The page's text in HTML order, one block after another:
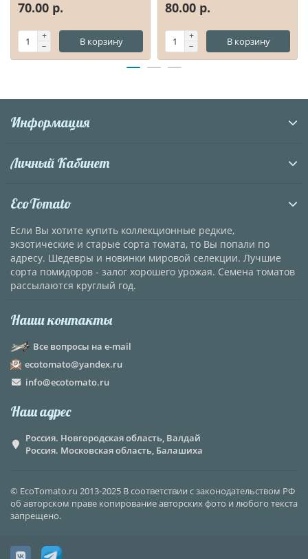
70.00 р.
В корзину
80.00 р.
В корзину
Информация
Личный Кабинет
EcoTomato
Если Вы хотите купить коллекционные редкие,
экзотические и старые сорта томата, то Вы попали по
адресу. Шедевры и новинки мировой селекции. Лучшие
сорта помидоров - залог хорошего урожая. Семена томатов
рассылаются круглый год.
Наши контакты
Все вопросы на e-mail
ecotomato@yandex.ru
info@ecotomato.ru
Наш адрес
Россия. Новгородская область, Валдай
Россия. Московская область, Балашиха
© EcoTomato.ru 2013-2025 В соответствии с законодательством РФ
об авторском праве копирование авторских фото и любого текста
запрещено.